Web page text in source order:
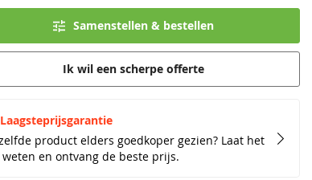
Laagsteprijsgarantie
product elders goedkoper gezien? Laat het
weten en ontvang de beste prijs.
Samenstellen & bestellen
Ik wil een scherpe offerte